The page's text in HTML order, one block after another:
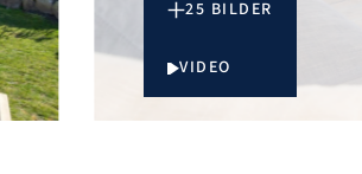
25 BILDER
VIDEO
/ Wünsche wurde stets rasch